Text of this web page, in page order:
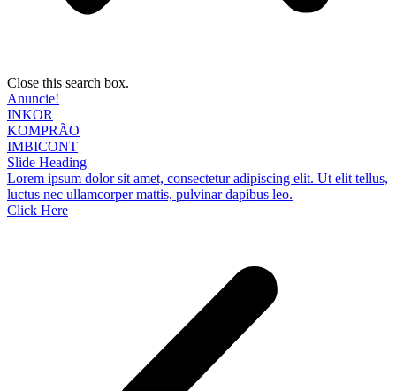
Close this search box.
Anuncie!
INKOR
KOMPRÃO
IMBICONT
Slide Heading
Lorem ipsum dolor sit amet, consectetur adipiscing elit. Ut elit tellus,
luctus nec ullamcorper mattis, pulvinar dapibus leo.
Click Here